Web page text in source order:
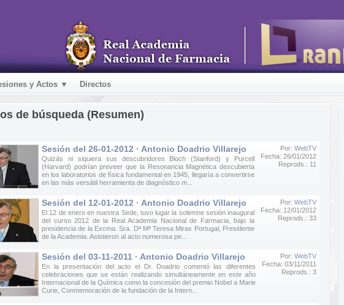
y Actos ▼ Directos
de búsqueda (Resumen)
Por: WebTV
Fecha: 26/01/2012
Reprods.: 11
Sesión del 26-01-2012 · Antonio Doadrio Villarejo
Quizás ni siquiera sus descubridores Bloch (Stanford) y Purcell
(Harvard) podrían preveer que la Resonancia Magnética descubierta
en los laboratorios de física fundamental en 1945, llegaría a convertirse
en las más versátil herramienta de diagnóstico m...
Por: WebTV
Fecha: 12/01/2012
Reprods.: 33
Sesión del 12-01-2012 · Antonio Doadrio Villarejo
El 12 de enero en nuestra Sede, tuvo lugar la solemne sesión inaugural
del curso 2012 de la Real Academia Nacional de Farmacia, bajo la
presidencia de la Excma. Sra. Dª Mª Teresa Miras Portugal, Presidente
de la Academia. Asistieron al acto numerosa pe...
Por: WebTV
Fecha: 03/11/2011
Reprods.: 3
Sesión del 03-11-2011 · Antonio Doadrio Villarejo
En la presentación del acto el Dr. Doadrio comentó las diferentes
celebraciones que se están realizando simultáneamente en este año
Internacional de la Química como la concesión del premio Nobel a Marie
Curie, Conmemoración de la fundación de la Intern...